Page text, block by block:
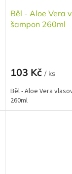
Běl - Aloe Vera
šampon 260ml
103 Kč / ks
Běl - Aloe Vera
260ml